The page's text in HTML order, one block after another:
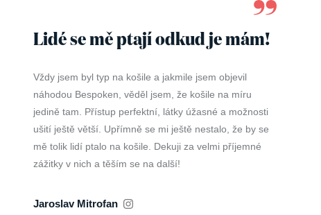
Lidé se mě ptají odkud je mám!
Vždy jsem byl typ na košile a jakmile jsem objevil
náhodou Bespoken, věděl jsem, že košile na míru
jedině tam. Přístup perfektní, látky úžasné a možnosti
ušití ještě větší. Upřímně se mi ještě nestalo, že by se
mě tolik lidí ptalo na košile. Dekuji za velmi příjemné
zážitky v nich a těším se na další!
Jaroslav Mitrofan